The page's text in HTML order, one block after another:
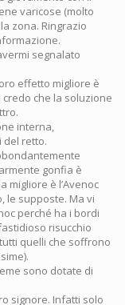
varicose (molto
zona. Ringrazio
segnalato
effetto migliore è
che la soluzione
interna,
del retto.
gonfia è
migliore è l’Avenoc
le supposte. Ma vi
perché ha i bordi
risucchio
quelli che soffrono
sono dotate di
signore. Infatti solo